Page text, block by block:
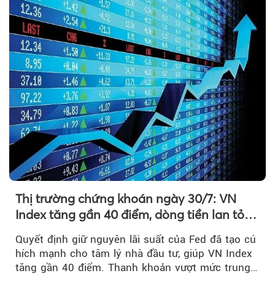
Thị trường chứng khoán ngày 30/7: VN
Index tăng gần 40 điểm, dòng tiền lan tỏa
mạnh sau tín hiệu tích cực từ Fed
Quyết định giữ nguyên lãi suất của Fed đã tạo cú
hích mạnh cho tâm lý nhà đầu tư, giúp VN Index
tăng gần 40 điểm. Thanh khoản vượt mức trung